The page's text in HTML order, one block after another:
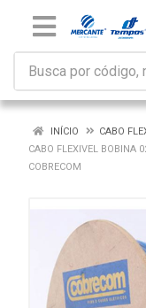
INÍCIO CABO
CABO FLEXIVEL BOBINA
COBRECOM